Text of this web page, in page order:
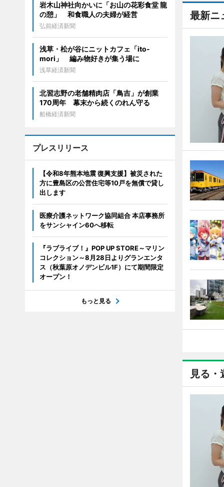
最新ニ
見る・
岩木山神社向かいに「お山の花彩食堂 龍
の憩」 和食職人の夫婦が経営
弘前経済新聞
浅草・松が谷にニットカフェ「ito-
mori」 編み物好きが集う場に
浅草経済新聞
北習志野の老舗精肉店「鳥吉」が創業
170周年 幕末から続くのれん守る
船橋経済新聞
プレスリリース
【令和8年熊本地震 復興支援】被災された
方に豊島区の公営住宅等10戸を無償で貸し
出します
医療介護ネットワーク協同組合 本店事務所
をサンシャイン60へ移転
『ラブライブ！』POP UP STORE～マリン
コレクション～8月28日よりグランエンタ
ス（秋葉原オノデンビル1F）にて期間限定
オープン！
もっと見る